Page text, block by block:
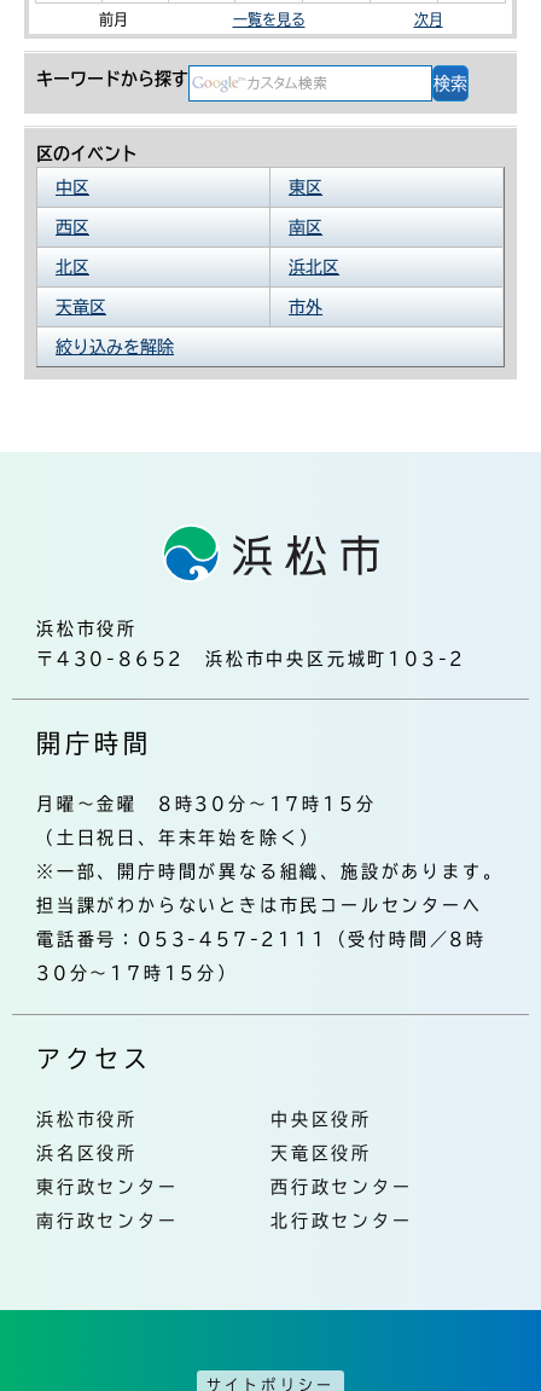
前月 一覧を見る 次月
キーワードから探す
区のイベント
中区
東区
西区 南区
北区 浜北区
天竜区 市外
絞り込みを解除
浜松市役所
〒430-8652 浜松市中央区元城町103-2
開庁時間
月曜～金曜 8時30分～17時15分
（土日祝日、年末年始を除く）
※一部、開庁時間が異なる組織、施設があります。
担当課がわからないときは市民コールセンターへ
電話番号：053-457-2111（受付時間／8時
30分～17時15分）
アクセス
浜松市役所
中央区役所
浜名区役所
天竜区役所
東行政センター
西行政センター
南行政センター
北行政センター
サイトポリシー